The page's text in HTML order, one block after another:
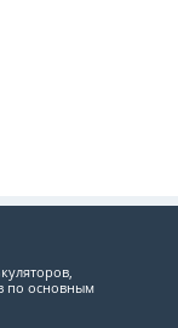
по основным